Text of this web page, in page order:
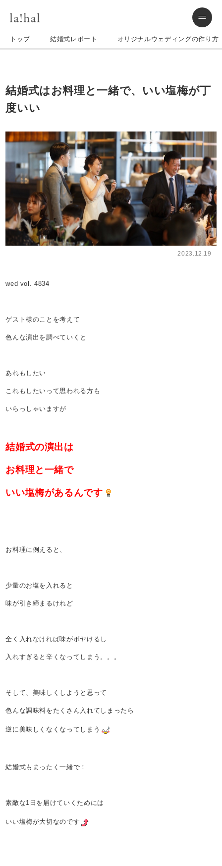
トップ 結婚式レポート オリジナルウェディングの作り方
結婚式はお料理と一緒で、いい塩梅が丁
度いい
2023.12.19
wed vol. 4834
ゲスト様のことを考えて
色んな演出を調べていくと
あれもしたい
これもしたいって思われる方も
いらっしゃいますが
結婚式の演出は
お料理と一緒で
いい塩梅があるんです
お料理に例えると、
少量のお塩を入れると
味が引き締まるけれど
全く入れなければ味がボヤけるし
入れすぎると辛くなってしまう。。。
そして、美味しくしようと思って
色んな調味料をたくさん入れてしまったら
逆に美味しくなくなってしまう
結婚式もまったく一緒で！
素敵な1日を届けていくためには
いい塩梅が大切なのです